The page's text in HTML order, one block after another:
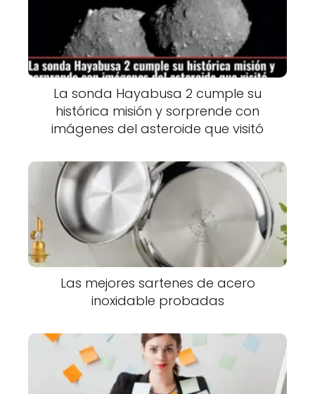
La sonda Hayabusa 2 cumple su
histórica misión y sorprende con
imágenes del asteroide que visitó
Las mejores sartenes de acero
inoxidable probadas